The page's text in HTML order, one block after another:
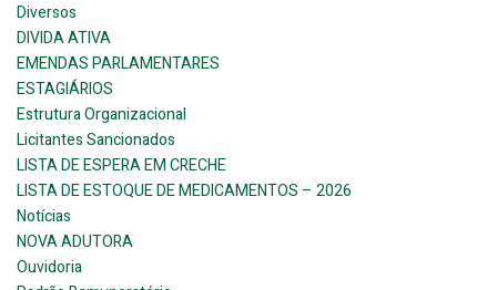
Diversos
DIVIDA ATIVA
EMENDAS PARLAMENTARES
ESTAGIÁRIOS
Estrutura Organizacional
Licitantes Sancionados
LISTA DE ESPERA EM CRECHE
LISTA DE ESTOQUE DE MEDICAMENTOS – 2026
Notícias
NOVA ADUTORA
Ouvidoria